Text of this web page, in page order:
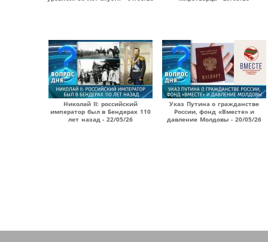
Николай II: российский
император был в Бендерах 110
лет назад - 22/05/26
Указ Путина о гражданстве
России, фонд «Вместе» и
давление Молдовы - 20/05/26